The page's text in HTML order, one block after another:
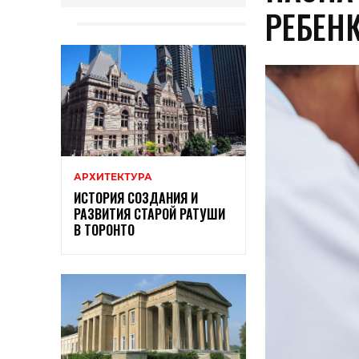
АРХИТЕКТУРА
ИСТОРИЯ СОЗДАНИЯ И
РАЗВИТИЯ СТАРОЙ РАТУШИ
В ТОРОНТО